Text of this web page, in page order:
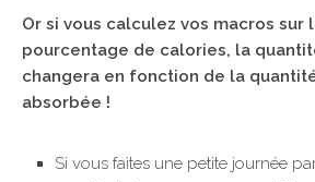
Or si vous calculez vos macros sur
pourcentage de calories, la
changera en fonction de la
absorbée !
Si vous faites une petite journée